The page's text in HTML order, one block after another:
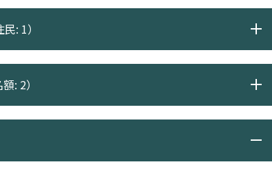
: 1）
: 2）